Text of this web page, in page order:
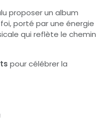
proposer un album
porté par une énergie
qui reflète le chemin
pour célébrer la